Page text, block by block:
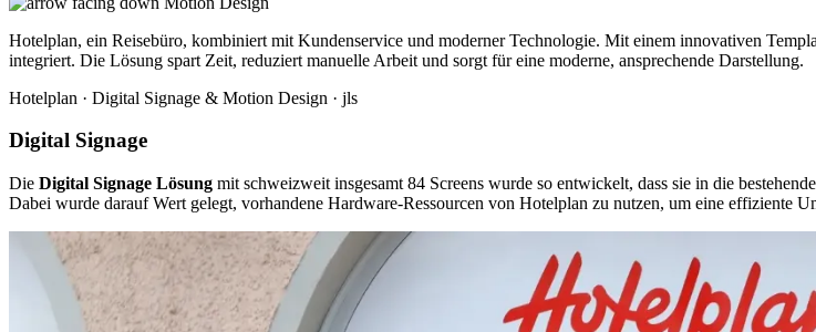
Hotelplan, ein Reisebüro, kombiniert mit Kundenservice und moderner Technologie. Mit einem innovativen
integriert. Die Lösung spart Zeit, reduziert manuelle Arbeit und sorgt für eine moderne, ansprechende Darstellung.
Hotelplan · Digital Signage & Motion Design · jls
Digital Signage
Die Digital Signage Lösung mit schweizweit insgesamt 84 Screens wurde so entwickelt, dass sie in die bestehende
Dabei wurde darauf Wert gelegt, vorhandene Hardware-Ressourcen von Hotelplan zu nutzen, um eine effiziente